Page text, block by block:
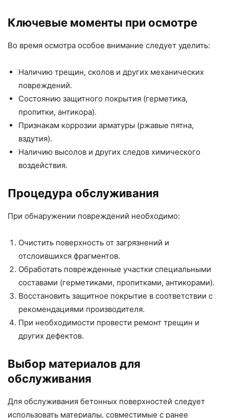
Ключевые моменты при осмотре
Во время осмотра особое внимание следует уделить:
Наличию трещин, сколов и других механических
повреждений.
Состоянию защитного покрытия (герметика,
пропитки, антикора).
Признакам коррозии арматуры (ржавые пятна,
вздутия).
Наличию высолов и других следов химического
воздействия.
Процедура обслуживания
При обнаружении повреждений необходимо:
Очистить поверхность от загрязнений и
отслоившихся фрагментов.
Обработать поврежденные участки специальными
составами (герметиками, пропитками, антикорами).
Восстановить защитное покрытие в соответствии с
рекомендациями производителя.
При необходимости провести ремонт трещин и
других дефектов.
Выбор материалов для
обслуживания
Для обслуживания бетонных поверхностей следует
использовать материалы, совместимые с ранее